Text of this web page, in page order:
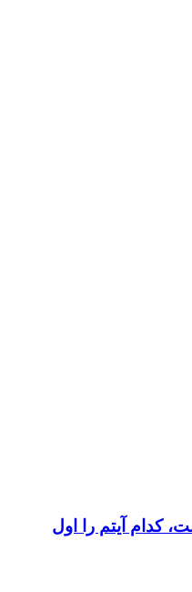
کدام آیتم را اول